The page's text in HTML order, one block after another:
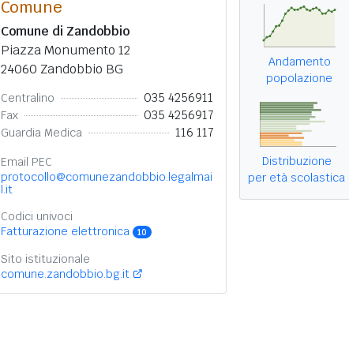
Comune
Comune di Zandobbio
Piazza Monumento 12
24060 Zandobbio BG
Centralino 035 4256911
Fax 035 4256917
Guardia Medica 116 117
Email PEC
protocollo@comunezandobbio.legalmai
l.it
Codici univoci
Fatturazione elettronica
10
Sito istituzionale
comune.zandobbio.bg.it
Andamento
popolazione
Distribuzione
per età scolastica